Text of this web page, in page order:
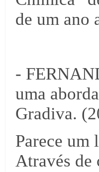
de um ano
-
uma
Gradiva.
Parece um
Através de